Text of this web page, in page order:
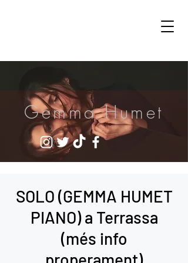
Gemma Humet
SOLO (GEMMA HUMET
PIANO) a Terrassa
(més info